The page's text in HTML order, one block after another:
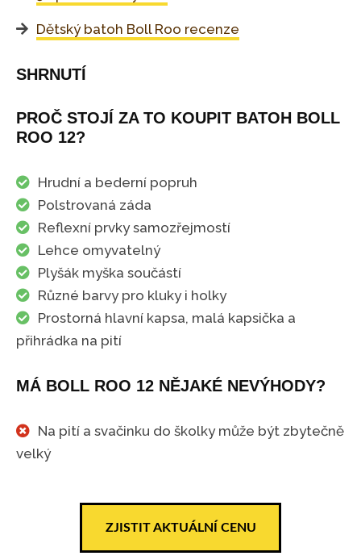
Dětský batoh Boll Roo recenze
SHRNUTÍ
PROČ STOJÍ ZA TO KOUPIT BATOH BOLL
ROO 12?
Hrudní a bederní popruh
Polstrovaná záda
Reflexní prvky samozřejmostí
Lehce omyvatelný
Plyšák myška součástí
Různé barvy pro kluky i holky
Prostorná hlavní kapsa, malá kapsička a
přihrádka na pití
MÁ BOLL ROO 12 NĚJAKÉ NEVÝHODY?
Na pití a svačinku do školky může být zbytečně
velký
ZJISTIT AKTUÁLNÍ CENU